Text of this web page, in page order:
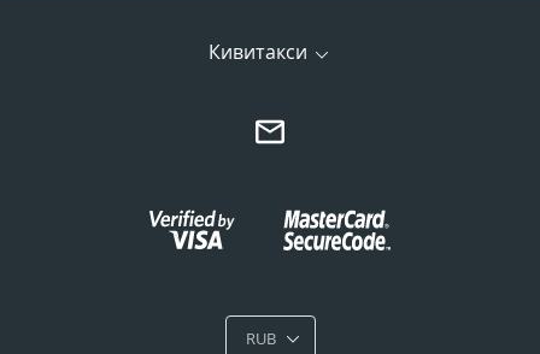
Кивитакси
RUB